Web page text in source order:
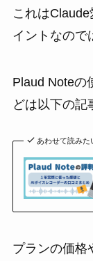
これは
イントなので
Plaud Noteの
どは以下の記
あわせて読みた
プランの価格